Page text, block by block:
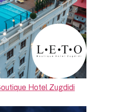
Hotel Zugdidi